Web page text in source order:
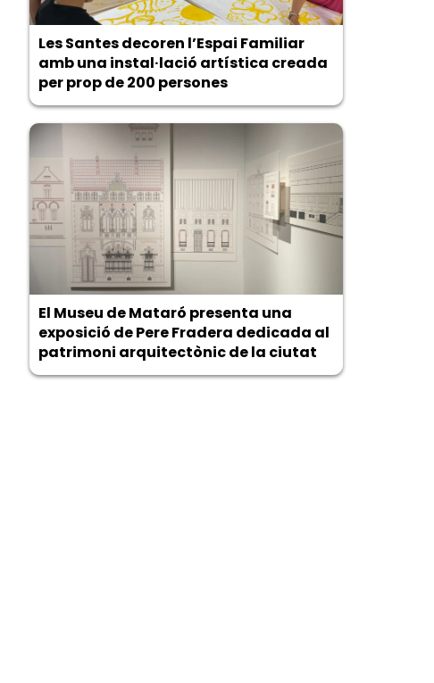
Les Santes decoren l’Espai Familiar
amb una instal·lació artística creada
per prop de 200 persones
El Museu de Mataró presenta una
exposició de Pere Fradera dedicada al
patrimoni arquitectònic de la ciutat